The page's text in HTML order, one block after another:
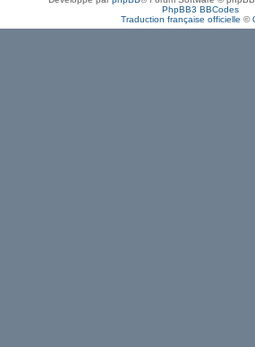
PhpBB3 BBCodes
Traduction française officielle ©